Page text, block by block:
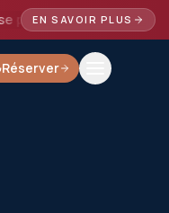
prévue à partir de
EN SAVOIR PLUS
Réserver